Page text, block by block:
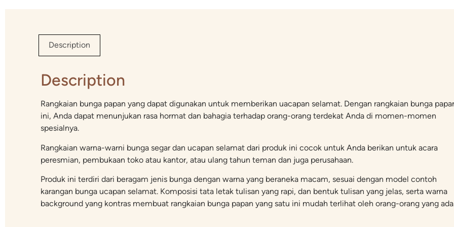
Description
Description
Rangkaian bunga papan yang dapat digunakan untuk memberikan uacapan selamat. Dengan rangkaian bunga
ini, Anda dapat menunjukan rasa hormat dan bahagia terhadap orang-orang terdekat Anda di momen-momen
spesialnya.
Rangkaian warna-warni bunga segar dan ucapan selamat dari produk ini cocok untuk Anda berikan untuk acara
peresmian, pembukaan toko atau kantor, atau ulang tahun teman dan juga perusahaan.
Produk ini terdiri dari beragam jenis bunga dengan warna yang beraneka macam, sesuai dengan model contoh
karangan bunga ucapan selamat. Komposisi tata letak tulisan yang rapi, dan bentuk tulisan yang jelas, serta warna
background yang kontras membuat rangkaian bunga papan yang satu ini mudah terlihat oleh orang-orang yang